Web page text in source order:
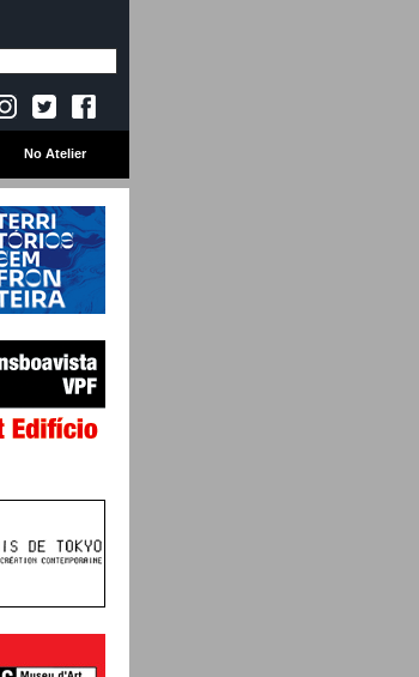
No Atelier